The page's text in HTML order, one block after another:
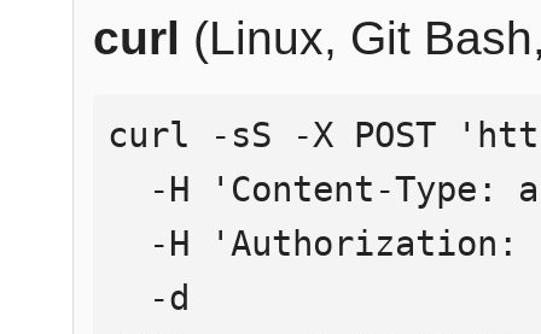
curl (Linux, Git
curl -sS -X POST